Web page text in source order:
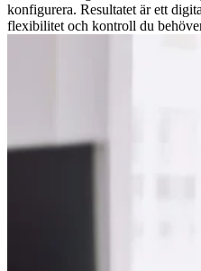
konfigurera. Resultatet är ett
flexibilitet och kontroll du